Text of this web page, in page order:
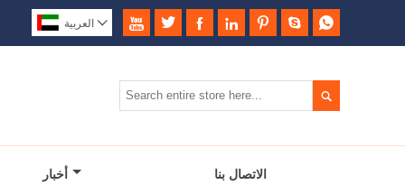
       العربية 

أخبار الاتصال بنا